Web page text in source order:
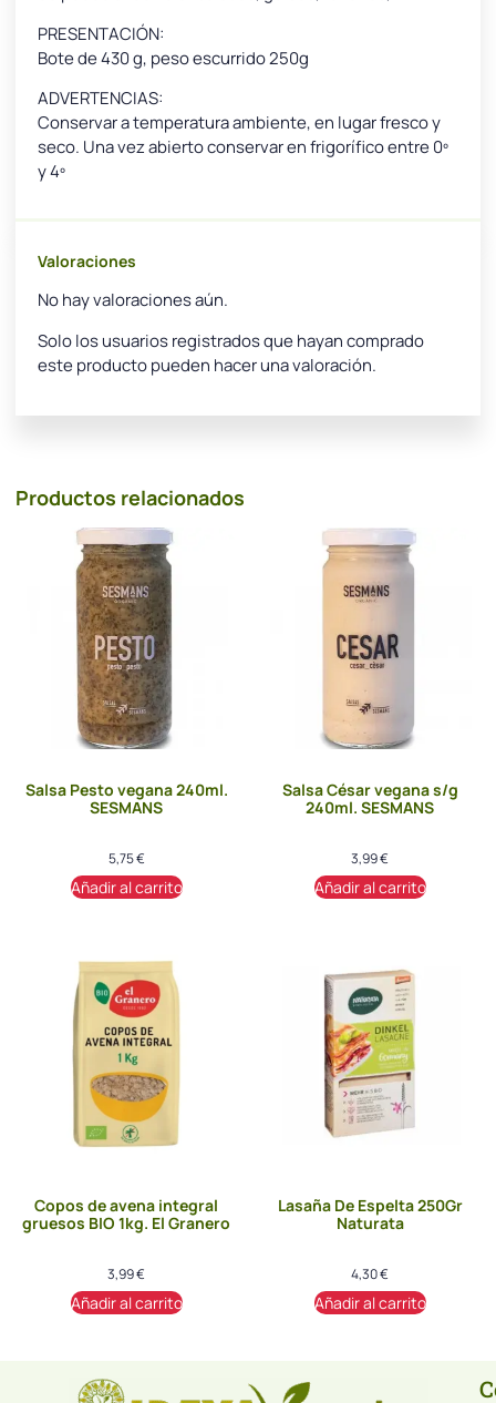
PRESENTACIÓN:
Bote de 430 g, peso escurrido 250g
ADVERTENCIAS:
Conservar a temperatura ambiente, en lugar fresco y
seco. Una vez abierto conservar en frigorífico entre 0º
y 4º
Valoraciones
No hay valoraciones aún.
Solo los usuarios registrados que hayan comprado
este producto pueden hacer una valoración.
Productos relacionados
Salsa Pesto vegana 240ml.
SESMANS
5,75€
Añadir al carrito
Salsa César vegana s/g
240ml. SESMANS
3,99€
Añadir al carrito
Copos de avena integral
gruesos BIO 1kg. El Granero
3,99€
Añadir al carrito
Lasaña De Espelta 250Gr
Naturata
4,30€
Añadir al carrito